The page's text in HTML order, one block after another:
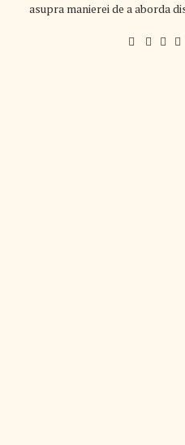
asupra manierei de a aborda